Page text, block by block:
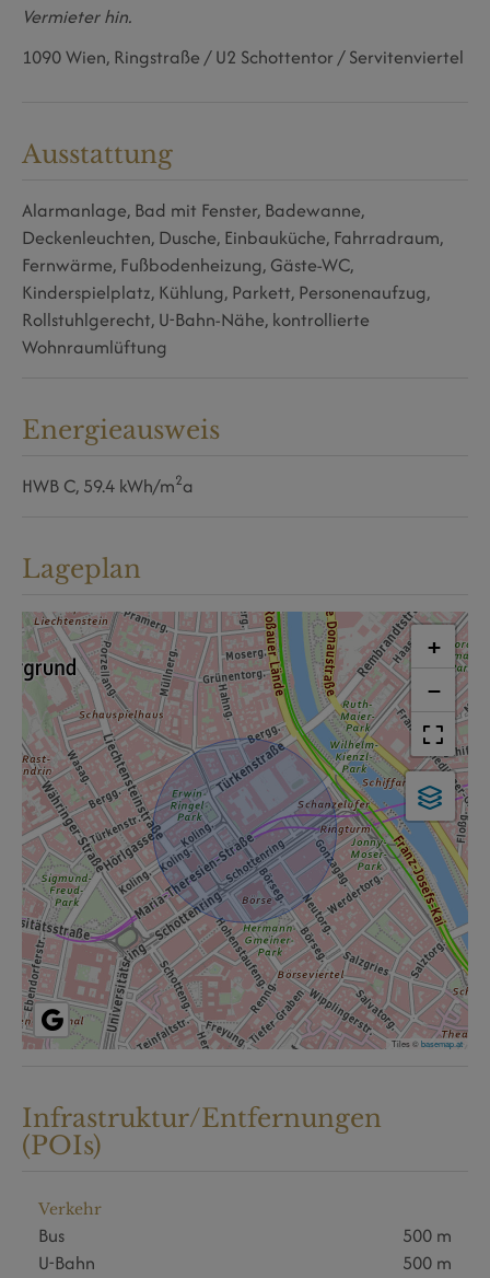
Vermieter hin.
1090 Wien, Ringstraße / U2 Schottentor / Servitenviertel
Ausstattung
Alarmanlage Bad mit Fenster Badewanne
Deckenleuchten Dusche Einbauküche Fahrradraum
Fernwärme Fußbodenheizung Gäste-WC
Kinderspielplatz Kühlung Parkett Personenaufzug
Rollstuhlgerecht U-Bahn-Nähe kontrollierte
Wohnraumlüftung
Energieausweis
HWB C, 59.4 kWh/m2a
Lageplan
+
−
Tiles ©basemap.at
Infrastruktur/Entfernungen
(POIs)
Verkehr
Bus
500 m
U-Bahn
500 m